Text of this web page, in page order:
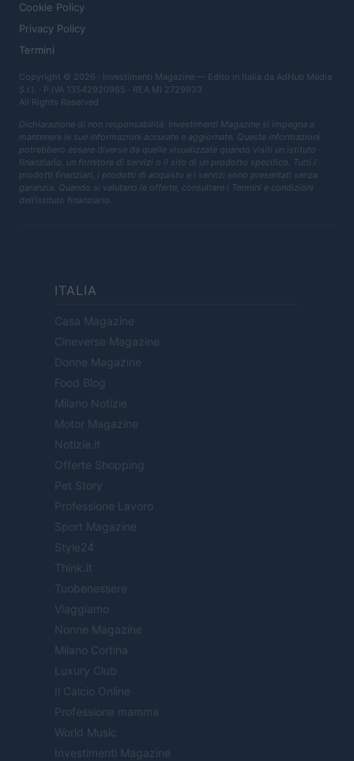
Cookie Policy
Privacy Policy
Termini
Copyright © 2026 · Investimenti Magazine — Edito in Italia da AdHub Media
S.r.l. · P.IVA 13542920965 · REA MI 2729933
All Rights Reserved
Dichiarazione di non responsabilità: Investimenti Magazine si impegna a
mantenere le sue informazioni accurate e aggiornate. Queste informazioni
potrebbero essere diverse da quelle visualizzate quando visiti un istituto
finanziario, un fornitore di servizi o il sito di un prodotto specifico. Tutti i
prodotti finanziari, i prodotti di acquisto e i servizi sono presentati senza
garanzia. Quando si valutano le offerte, consultare i Termini e condizioni
dell'istituto finanziario.
ITALIA
Casa Magazine
Cineverse Magazine
Donne Magazine
Food Blog
Milano Notizie
Motor Magazine
Notizie.it
Offerte Shopping
Pet Story
Professione Lavoro
Sport Magazine
Style24
Think.it
Tuobenessere
Viaggiamo
Nonne Magazine
Milano Cortina
Luxury Club
Il Calcio Online
Professione mamma
World Music
Investimenti Magazine